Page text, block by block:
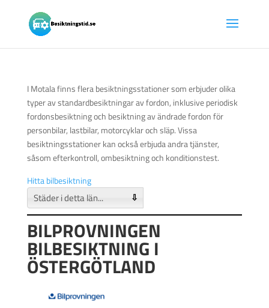
I Motala finns flera besiktningsstationer som erbjuder olika
typer av standardbesiktningar av fordon, inklusive periodisk
fordonsbesiktning och besiktning av ändrade fordon för
personbilar, lastbilar, motorcyklar och släp. Vissa
besiktningsstationer kan också erbjuda andra tjänster,
såsom efterkontroll, ombesiktning och konditionstest.
Hitta bilbesiktning
⇩
BILPROVNINGEN
BILBESIKTNING I
ÖSTERGÖTLAND